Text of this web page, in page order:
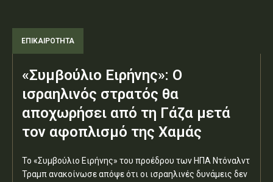
ΕΠΙΚΑΙΡΟΤΗΤΑ
«Συμβούλιο Ειρήνης»: Ο
ισραηλινός στρατός θα
αποχωρήσει από τη Γάζα μετά
τον αφοπλισμό της Χαμάς
Το «Συμβούλιο Ειρήνης» του προέδρου των ΗΠΑ Ντόναλντ
Τραμπ ανακοίνωσε απόψε ότι οι ισραηλινές δυνάμεις δεν